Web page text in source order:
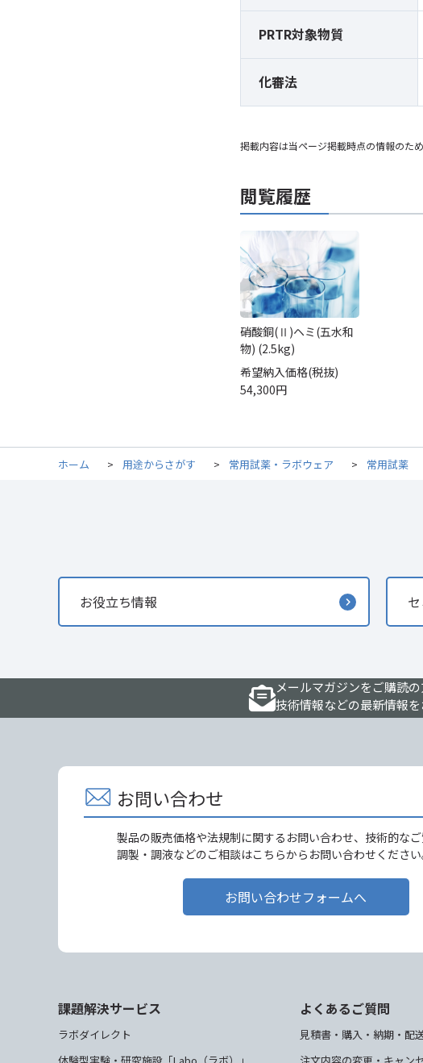
PRTR対象物質
化審法
掲載内容は当ページ掲載時点の情報のた
閲覧履歴
硝酸銅(Ⅱ)ヘミ(五水和
物) (2.5kg)
希望納入価格(税抜)
54,300円
ホーム > 用途からさがす > 常用試薬・ラボウェア > 常用試薬
お役立ち情報
メールマガジンをご購読の
技術情報などの最新情報を
お問い合わせ
製品の販売価格や法規制に関するお問い合わせ、技術的な
調製・調液などのご相談はこちらからお問い合わせください
お問い合わせフォームへ
課題解決サービス
ラボダイレクト
よくあるご質問
見積書・購入・納期・配